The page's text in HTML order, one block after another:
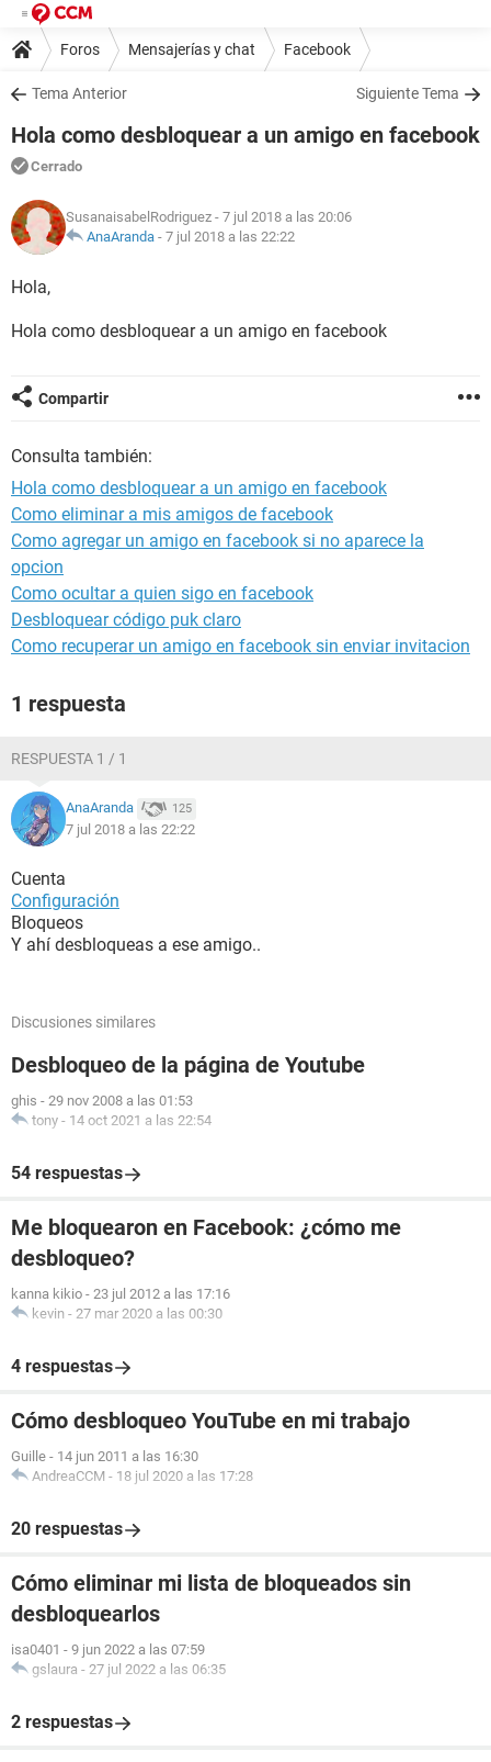
Foros Mensajerías y chat Facebook
Tema Anterior Siguiente Tema
Hola como desbloquear a un amigo en facebook
Cerrado
SusanaisabelRodriguez - 7 jul 2018 a las 20:06
AnaAranda - 7 jul 2018 a las 22:22
Hola,
Hola como desbloquear a un amigo en facebook
Compartir
Consulta también:
Hola como desbloquear a un amigo en facebook
Como eliminar a mis amigos de facebook
Como agregar un amigo en facebook si no aparece la
opcion
Como ocultar a quien sigo en facebook
Desbloquear código puk claro
Como recuperar un amigo en facebook sin enviar invitacion
1 respuesta
RESPUESTA 1 / 1
AnaAranda 125
7 jul 2018 a las 22:22
Cuenta
Configuración
Bloqueos
Y ahí desbloqueas a ese amigo..
Discusiones similares
Desbloqueo de la página de Youtube
ghis - 29 nov 2008 a las 01:53
tony - 14 oct 2021 a las 22:54
54 respuestas
Me bloquearon en Facebook: ¿cómo me
desbloqueo?
kanna kikio - 23 jul 2012 a las 17:16
kevin - 27 mar 2020 a las 00:30
4 respuestas
Cómo desbloqueo YouTube en mi trabajo
Guille - 14 jun 2011 a las 16:30
AndreaCCM - 18 jul 2020 a las 17:28
20 respuestas
Cómo eliminar mi lista de bloqueados sin
desbloquearlos
isa0401 - 9 jun 2022 a las 07:59
gslaura - 27 jul 2022 a las 06:35
2 respuestas